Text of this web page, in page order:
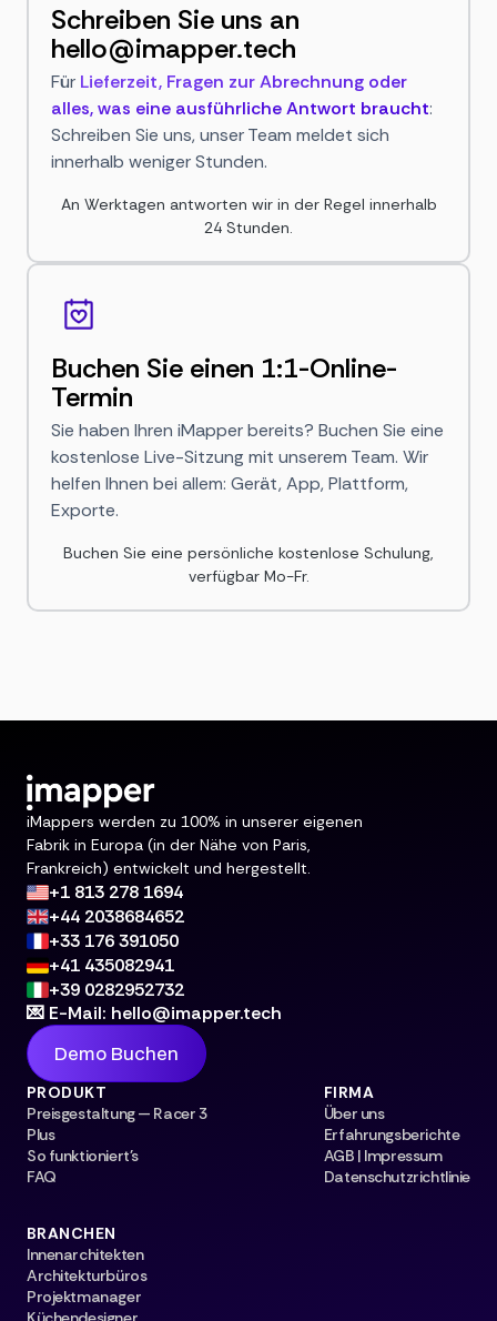
Schreiben Sie uns an
hello@imapper.tech
Für Lieferzeit, Fragen zur Abrechnung oder
alles, was eine ausführliche Antwort braucht:
Schreiben Sie uns, unser Team meldet sich
innerhalb weniger Stunden.
An Werktagen antworten wir in der Regel innerhalb
24 Stunden.
Buchen Sie einen 1:1-Online-
Termin
Sie haben Ihren iMapper bereits? Buchen Sie eine
kostenlose Live-Sitzung mit unserem Team. Wir
helfen Ihnen bei allem: Gerät, App, Plattform,
Exporte.
Buchen Sie eine persönliche kostenlose Schulung,
verfügbar Mo-Fr.
iMappers werden zu 100% in unserer eigenen
Fabrik in Europa (in der Nähe von Paris,
Frankreich) entwickelt und hergestellt.
+1 813 278 1694
+44 2038684652
+33 176 391050
+41 435082941
+39 0282952732
💌 E-Mail: hello@imapper.tech
Demo Buchen
PRODUKT
Preisgestaltung — Racer 3
Plus
So funktioniert's
FAQ
FIRMA
Über uns
Erfahrungsberichte
AGB | Impressum
Datenschutzrichtlinie
BRANCHEN
Innenarchitekten
Architekturbüros
Projektmanager